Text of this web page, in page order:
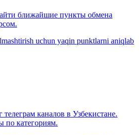
ближайшие пункты обмена
uchun yaqin punktlarni aniqlab
каналов в Узбекистане.
по категориям.